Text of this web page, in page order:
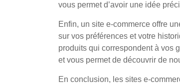
vous permet d’avoir une idée
Enfin, un site e-commerce offre
sur vos préférences et votre
produits qui correspondent à vos
et vous permet de découvrir de
En conclusion, les sites e-